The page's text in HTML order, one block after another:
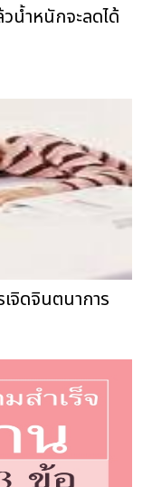
น้ำหนักจะลดได้
จิดจินตนาการ